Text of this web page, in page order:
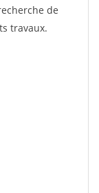
de
travaux.